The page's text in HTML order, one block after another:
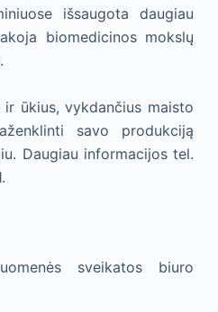
išsaugota daugiau
biomedicinos mokslų
ūkius, vykdančius maisto
savo produkciją
Daugiau informacijos tel.
sveikatos biuro